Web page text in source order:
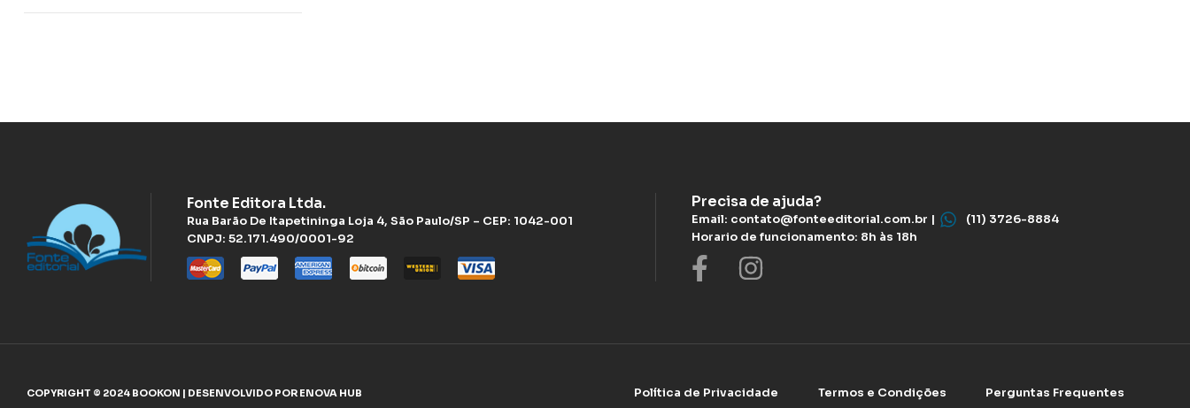
Fonte Editora Ltda.
Rua Barão De Itapetininga Loja 4, São Paulo/SP – CEP: 1042-001
CNPJ: 52.171.490/0001-92
Precisa de ajuda?
Email: contato@fonteeditorial.com.br |
(11) 3726-8884
Horario de funcionamento: 8h às 18h
COPYRIGHT © 2024 BOOKON | DESENVOLVIDO POR ENOVA HUB Política de Privacidade Termos e Condições Perguntas Frequentes